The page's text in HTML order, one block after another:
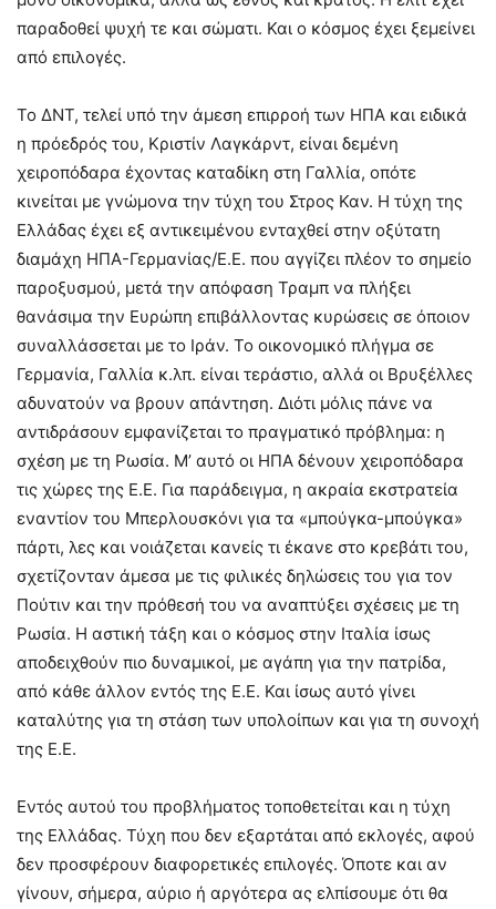
παραδοθεί ψυχή τε και σώματι. Και ο κόσμος έχει ξεμείνει
από επιλογές.
Το ΔΝΤ, τελεί υπό την άμεση επιρροή των ΗΠΑ και ειδικά
η πρόεδρός του, Κριστίν Λαγκάρντ, είναι δεμένη
χειροπόδαρα έχοντας καταδίκη στη Γαλλία, οπότε
κινείται με γνώμονα την τύχη του Στρος Καν. Η τύχη της
Ελλάδας έχει εξ αντικειμένου ενταχθεί στην οξύτατη
διαμάχη ΗΠΑ-Γερμανίας/Ε.Ε. που αγγίζει πλέον το σημείο
παροξυσμού, μετά την απόφαση Τραμπ να πλήξει
θανάσιμα την Ευρώπη επιβάλλοντας κυρώσεις σε όποιον
συναλλάσσεται με το Ιράν. Το οικονομικό πλήγμα σε
Γερμανία, Γαλλία κ.λπ. είναι τεράστιο, αλλά οι Βρυξέλλες
αδυνατούν να βρουν απάντηση. Διότι μόλις πάνε να
αντιδράσουν εμφανίζεται το πραγματικό πρόβλημα: η
σχέση με τη Ρωσία. Μ’ αυτό οι ΗΠΑ δένουν χειροπόδαρα
τις χώρες της Ε.Ε. Για παράδειγμα, η ακραία εκστρατεία
εναντίον του Μπερλουσκόνι για τα «μπούγκα-μπούγκα»
πάρτι, λες και νοιάζεται κανείς τι έκανε στο κρεβάτι του,
σχετίζονταν άμεσα με τις φιλικές δηλώσεις του για τον
Πούτιν και την πρόθεσή του να αναπτύξει σχέσεις με τη
Ρωσία. Η αστική τάξη και ο κόσμος στην Ιταλία ίσως
αποδειχθούν πιο δυναμικοί, με αγάπη για την πατρίδα,
από κάθε άλλον εντός της Ε.Ε. Και ίσως αυτό γίνει
καταλύτης για τη στάση των υπολοίπων και για τη συνοχή
της Ε.Ε.
Εντός αυτού του προβλήματος τοποθετείται και η τύχη
της Ελλάδας. Τύχη που δεν εξαρτάται από εκλογές, αφού
δεν προσφέρουν διαφορετικές επιλογές. Όποτε και αν
γίνουν, σήμερα, αύριο ή αργότερα ας ελπίσουμε ότι θα